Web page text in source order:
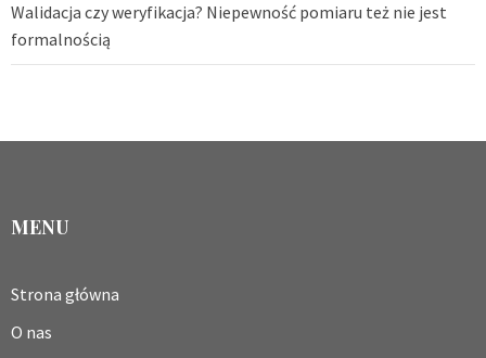
Walidacja czy weryfikacja? Niepewność pomiaru też nie jest
formalnością
MENU
Strona główna
O nas